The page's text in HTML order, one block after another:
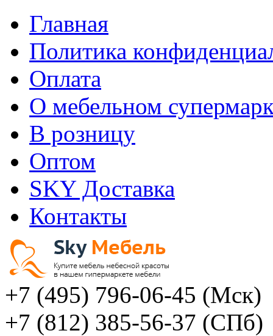
Главная
Политика
Оплата
О мебельном
В розницу
Оптом
SKY Доставка
Контакты
+7 (495) 796-06-45 (Мск)
+7 (812) 385-56-37 (СПб)